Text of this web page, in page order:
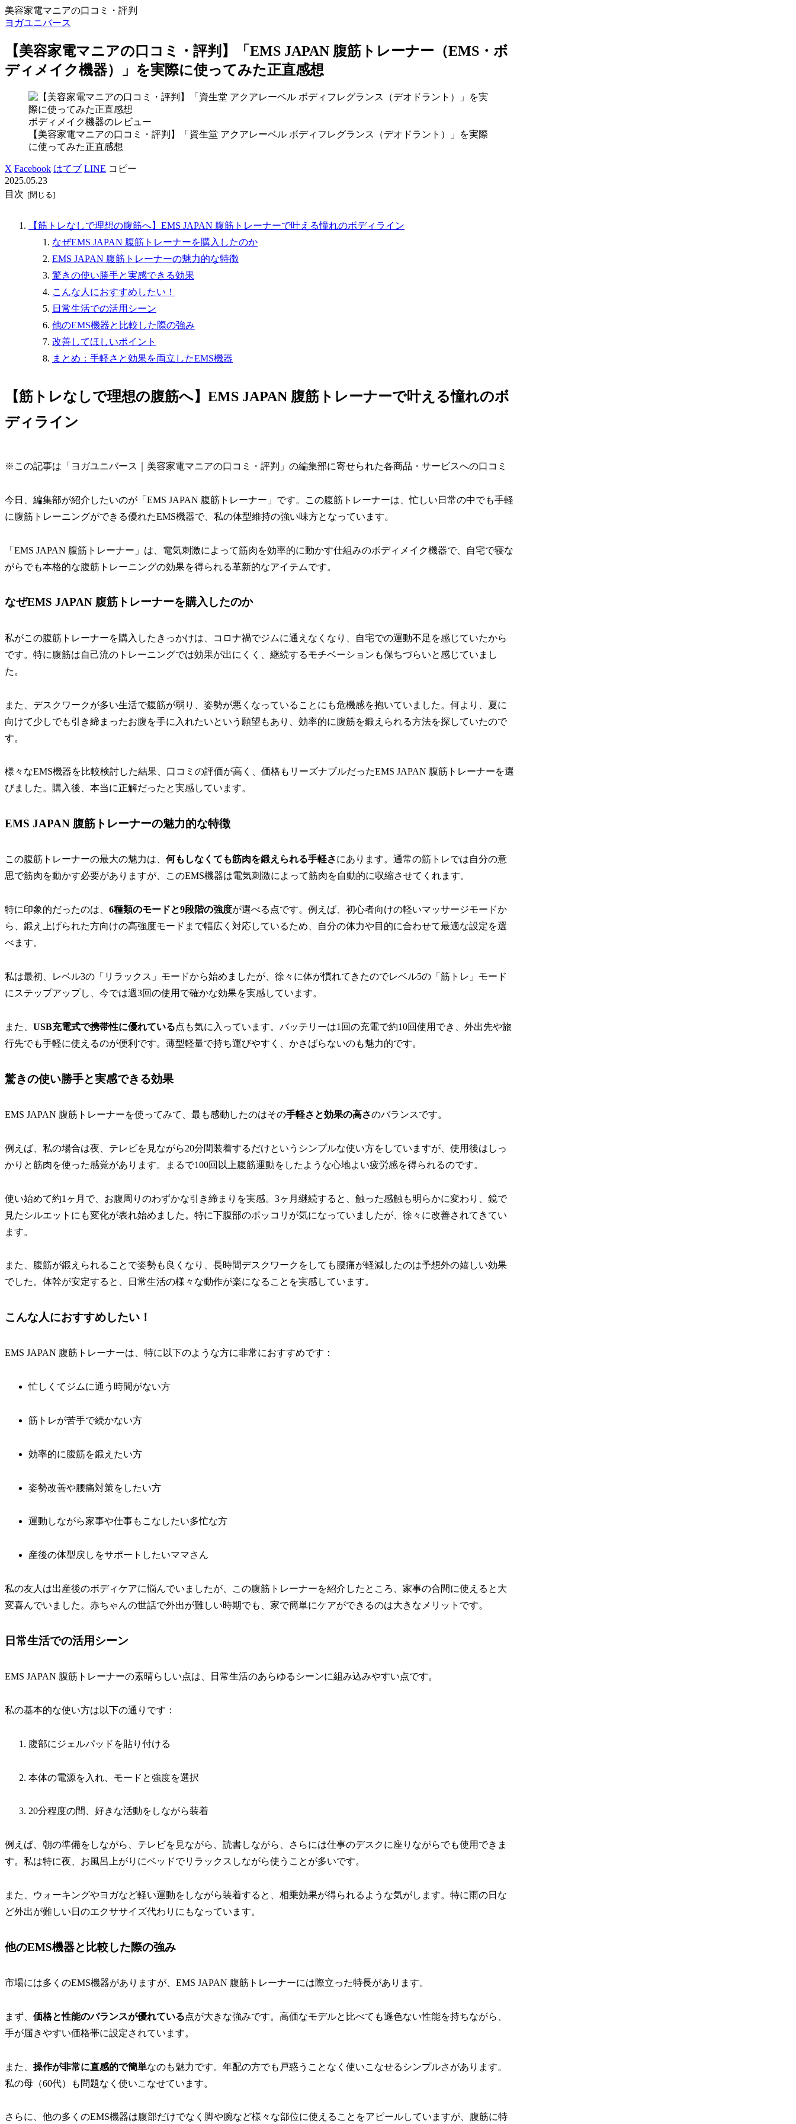
美容家電マニアの口コミ・評判
ヨガユニバース
【美容家電マニアの口コミ・評判】「EMS JAPAN 腹筋トレーナー（EMS・ボ
ディメイク機器）」を実際に使ってみた正直感想
ボディメイク機器のレビュー
【美容家電マニアの口コミ・評判】「資生堂 アクアレーベル ボディフレグランス（デオドラント）」を実際
に使ってみた正直感想
X Facebook はてブ LINE コピー
2025.05.23
目次
【筋トレなしで理想の腹筋へ】EMS JAPAN 腹筋トレーナーで叶える憧れのボディライン
なぜEMS JAPAN 腹筋トレーナーを購入したのか
EMS JAPAN 腹筋トレーナーの魅力的な特徴
驚きの使い勝手と実感できる効果
こんな人におすすめしたい！
日常生活での活用シーン
他のEMS機器と比較した際の強み
改善してほしいポイント
まとめ：手軽さと効果を両立したEMS機器
【筋トレなしで理想の腹筋へ】EMS JAPAN 腹筋トレーナーで叶える憧れのボ
ディライン
※この記事は「ヨガユニバース｜美容家電マニアの口コミ・評判」の編集部に寄せられた各商品・サービスへの口コミ
今日、編集部が紹介したいのが「EMS JAPAN 腹筋トレーナー」です。この腹筋トレーナーは、忙しい日常の中でも手軽
に腹筋トレーニングができる優れたEMS機器で、私の体型維持の強い味方となっています。
「EMS JAPAN 腹筋トレーナー」は、電気刺激によって筋肉を効率的に動かす仕組みのボディメイク機器で、自宅で寝な
がらでも本格的な腹筋トレーニングの効果を得られる革新的なアイテムです。
なぜEMS JAPAN 腹筋トレーナーを購入したのか
私がこの腹筋トレーナーを購入したきっかけは、コロナ禍でジムに通えなくなり、自宅での運動不足を感じていたから
です。特に腹筋は自己流のトレーニングでは効果が出にくく、継続するモチベーションも保ちづらいと感じていまし
た。
また、デスクワークが多い生活で腹筋が弱り、姿勢が悪くなっていることにも危機感を抱いていました。何より、夏に
向けて少しでも引き締まったお腹を手に入れたいという願望もあり、効率的に腹筋を鍛えられる方法を探していたので
す。
様々なEMS機器を比較検討した結果、口コミの評価が高く、価格もリーズナブルだったEMS JAPAN 腹筋トレーナーを選
びました。購入後、本当に正解だったと実感しています。
EMS JAPAN 腹筋トレーナーの魅力的な特徴
この腹筋トレーナーの最大の魅力は、 何もしなくても筋肉を鍛えられる手軽さにあります。通常の筋トレでは自分の意
思で筋肉を動かす必要がありますが、このEMS機器は電気刺激によって筋肉を自動的に収縮させてくれます。
特に印象的だったのは、 6種類のモードと9段階の強度が選べる点です。例えば、初心者向けの軽いマッサージモードか
ら、鍛え上げられた方向けの高強度モードまで幅広く対応しているため、自分の体力や目的に合わせて最適な設定を選
べます。
私は最初、レベル3の「リラックス」モードから始めましたが、徐々に体が慣れてきたのでレベル5の「筋トレ」モード
にステップアップし、今では週3回の使用で確かな効果を実感しています。
また、 USB充電式で携帯性に優れている点も気に入っています。バッテリーは1回の充電で約10回使用でき、外出先や旅
行先でも手軽に使えるのが便利です。薄型軽量で持ち運びやすく、かさばらないのも魅力的です。
驚きの使い勝手と実感できる効果
EMS JAPAN 腹筋トレーナーを使ってみて、最も感動したのはその手軽さと効果の高さのバランスです。
例えば、私の場合は夜、テレビを見ながら20分間装着するだけというシンプルな使い方をしていますが、使用後はしっ
かりと筋肉を使った感覚があります。まるで100回以上腹筋運動をしたような心地よい疲労感を得られるのです。
使い始めて約1ヶ月で、お腹周りのわずかな引き締まりを実感。3ヶ月継続すると、触った感触も明らかに変わり、鏡で
見たシルエットにも変化が表れ始めました。特に下腹部のポッコリが気になっていましたが、徐々に改善されてきてい
ます。
また、腹筋が鍛えられることで姿勢も良くなり、長時間デスクワークをしても腰痛が軽減したのは予想外の嬉しい効果
でした。体幹が安定すると、日常生活の様々な動作が楽になることを実感しています。
こんな人におすすめしたい！
EMS JAPAN 腹筋トレーナーは、特に以下のような方に非常におすすめです：
忙しくてジムに通う時間がない方
筋トレが苦手で続かない方
効率的に腹筋を鍛えたい方
姿勢改善や腰痛対策をしたい方
運動しながら家事や仕事もこなしたい多忙な方
産後の体型戻しをサポートしたいママさん
私の友人は出産後のボディケアに悩んでいましたが、この腹筋トレーナーを紹介したところ、家事の合間に使えると大
変喜んでいました。赤ちゃんの世話で外出が難しい時期でも、家で簡単にケアができるのは大きなメリットです。
日常生活での活用シーン
EMS JAPAN 腹筋トレーナーの素晴らしい点は、日常生活のあらゆるシーンに組み込みやすい点です。
私の基本的な使い方は以下の通りです：
腹部にジェルパッドを貼り付ける
本体の電源を入れ、モードと強度を選択
20分程度の間、好きな活動をしながら装着
例えば、朝の準備をしながら、テレビを見ながら、読書しながら、さらには仕事のデスクに座りながらでも使用できま
す。私は特に夜、お風呂上がりにベッドでリラックスしながら使うことが多いです。
また、ウォーキングやヨガなど軽い運動をしながら装着すると、相乗効果が得られるような気がします。特に雨の日な
ど外出が難しい日のエクササイズ代わりにもなっています。
他のEMS機器と比較した際の強み
市場には多くのEMS機器がありますが、EMS JAPAN 腹筋トレーナーには際立った特長があります。
まず、 価格と性能のバランスが優れている点が大きな強みです。高価なモデルと比べても遜色ない性能を持ちながら、
手が届きやすい価格帯に設定されています。
また、 操作が非常に直感的で簡単なのも魅力です。年配の方でも戸惑うことなく使いこなせるシンプルさがあります。
私の母（60代）も問題なく使いこなせています。
さらに、他の多くのEMS機器は腹部だけでなく脚や腕など様々な部位に使えることをアピールしていますが、腹筋に特